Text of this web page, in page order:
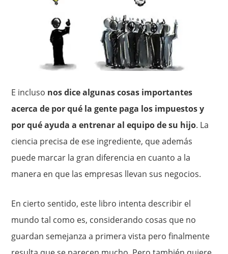
E incluso nos dice algunas cosas importantes
acerca de por qué la gente paga los impuestos y
por qué ayuda a entrenar al equi­po de su hijo. La
ciencia precisa de ese ingrediente, que además
puede marcar la gran diferencia en cuanto a la
manera en que las em­presas llevan sus negocios.
En cierto sentido, este libro intenta describir el
mundo tal como es, considerando cosas que no
guardan semejanza a primera vista pero finalmente